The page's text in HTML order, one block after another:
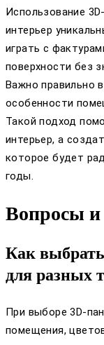
Использование
интерьер
играть с
поверхности без
Важно правильно
особенности
Такой подход
интерьер, а
которое будет
годы.
Вопросы и
Как
для разных
При выборе 3D-
помещения,